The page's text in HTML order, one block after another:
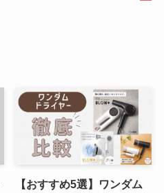
【おすすめ5選】ワンダム